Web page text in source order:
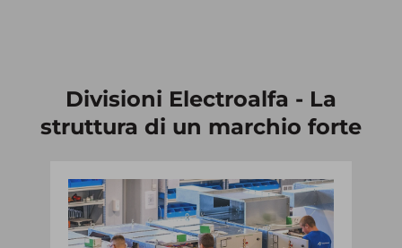
Divisioni Electroalfa - La
struttura di un marchio forte